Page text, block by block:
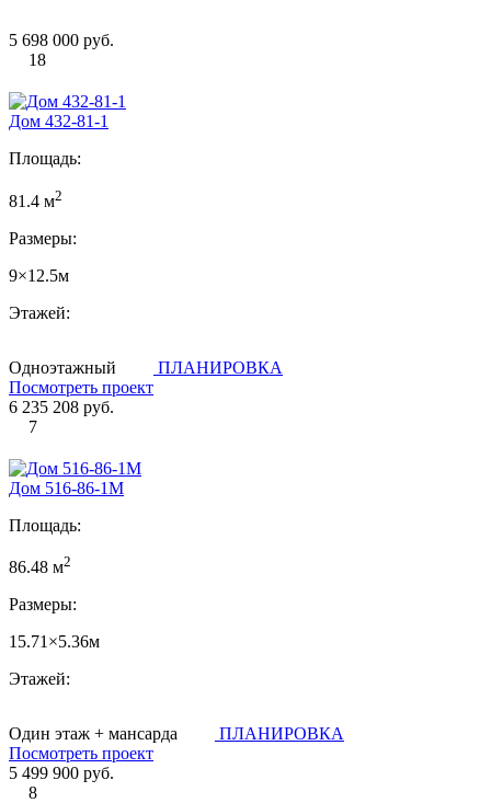
5 698 000 руб.
18
Дом 432-81-1
Площадь:
81.4 м2
Размеры:
9×12.5м
Этажей:
Одноэтажный
ПЛАНИРОВКА
Посмотреть проект
6 235 208 руб.
7
Дом 516-86-1М
Площадь:
86.48 м2
Размеры:
15.71×5.36м
Этажей:
Один этаж + мансарда
ПЛАНИРОВКА
Посмотреть проект
5 499 900 руб.
8